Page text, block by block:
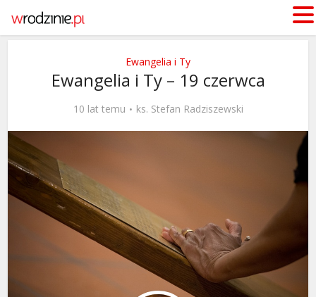
Ewangelia i Ty
Ewangelia i Ty – 19 czerwca
10 lat temu ks. Stefan Radziszewski